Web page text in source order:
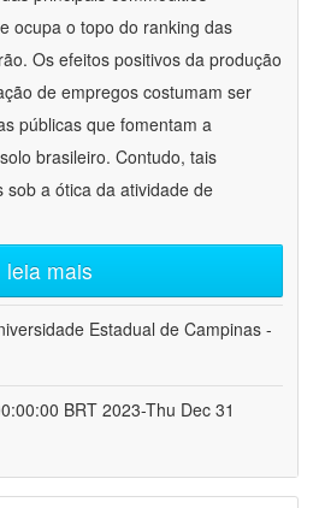
ocupa o topo do ranking das
Os efeitos positivos da produção
de empregos costumam ser
públicas que fomentam a
brasileiro. Contudo, tais
a ótica da atividade de
leia mais
Estadual de Campinas -
BRT 2023-Thu Dec 31